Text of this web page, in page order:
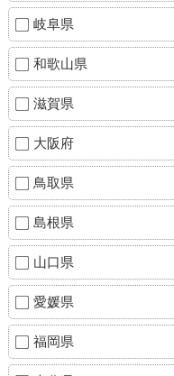
岐阜県
和歌山県
滋賀県
大阪府
鳥取県
島根県
山口県
愛媛県
福岡県